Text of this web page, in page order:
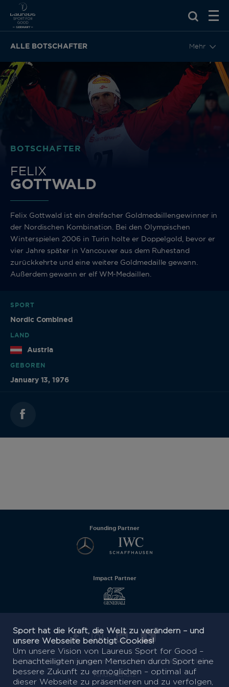
ALLE BOTSCHAFTER Mehr
ZURÜCK
BOTSCHAFTER
FELIX
GOTTWALD
Felix Gottwald ist ein dreifacher Goldmedaillengewinner in
der Nordischen Kombination. Bei den Olympischen
Winterspielen 2006 in Turin holte er Doppelgold, bevor er
vier Jahre später in Vancouver aus dem Ruhestand
zurückkehrte und eine weitere Goldmedaille gewann.
Außerdem gewann er elf WM-Medaillen.
SPORT
Nordic Combined
LAND
Austria
GEBOREN
January 13, 1976
Founding Partner
Impact Partner
Jobs Kontakt Impressum Datenschutz
Cookie Richtlinie
Kinderschutz
Sport hat die Kraft, die Welt zu verändern – und
unsere Webseite benötigt Cookies!
Um unsere Vision von Laureus Sport for Good –
benachteiligten jungen Menschen durch Sport eine
bessere Zukunft zu ermöglichen – optimal auf
dieser Webseite zu präsentieren und zu verfolgen,